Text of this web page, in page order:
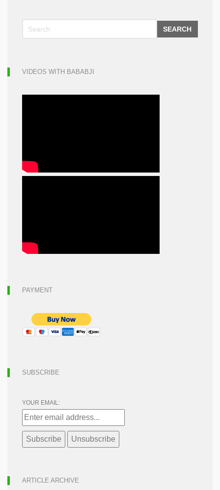
SEARCH
VIDEOS WITH BABABJI
PAYMENT
SUBSCRIBE
YOUR EMAIL:
ARTICLE ARCHIVE